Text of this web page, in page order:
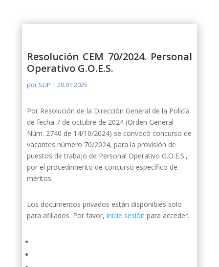
Resolución CEM 70/2024. Personal
Operativo G.O.E.S.
por SUP | 20.01.2025
Por Resolución de la Dirección General de la Policía
de fecha 7 de octubre de 2024 (Orden General
Núm. 2740 de 14/10/2024) se convocó concurso de
vacantes número 70/2024, para la provisión de
puestos de trabajo de Personal Operativo G.O.E.S.,
por el procedimiento de concurso específico de
méritos.
Los documentos privados están disponibles solo
para afiliados. Por favor, inicie sesión para acceder.